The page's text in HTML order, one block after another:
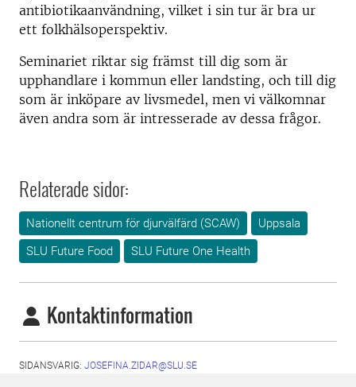
antibiotikaanvändning, vilket i sin tur är bra ur
ett folkhälsoperspektiv.
Seminariet riktar sig främst till dig som är
upphandlare i kommun eller landsting, och till dig
som är inköpare av livsmedel, men vi välkomnar
även andra som är intresserade av dessa frågor.
Relaterade sidor:
Nationellt centrum för djurvälfärd (SCAW)
Uppsala
SLU Future Food
SLU Future One Health
Kontaktinformation
SIDANSVARIG: JOSEFINA.ZIDAR@SLU.SE